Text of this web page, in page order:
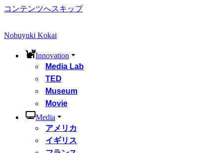
コンテンツへスキップ
Nobuyuki Kokai
Innovation
Media Lab
TED
Museum
Movie
Media
アメリカ
イギリス